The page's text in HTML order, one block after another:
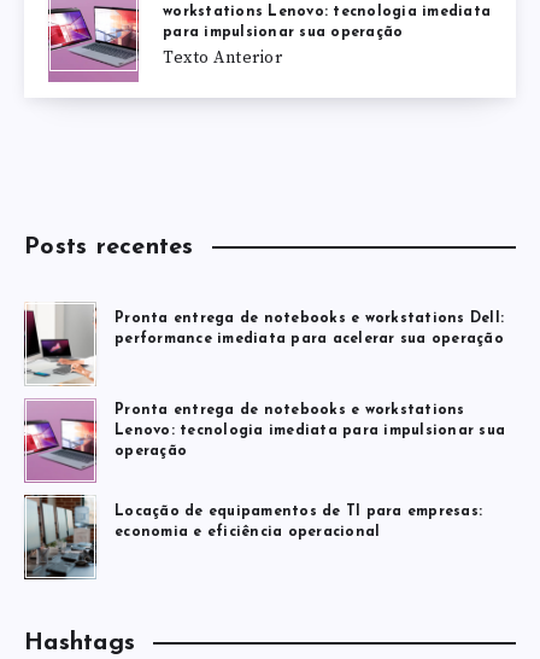
workstations Lenovo: tecnologia imediata
para impulsionar sua operação
Texto Anterior
Posts recentes
Pronta entrega de notebooks e workstations Dell:
performance imediata para acelerar sua operação
Pronta entrega de notebooks e workstations
Lenovo: tecnologia imediata para impulsionar sua
operação
Locação de equipamentos de TI para empresas:
economia e eficiência operacional
Hashtags